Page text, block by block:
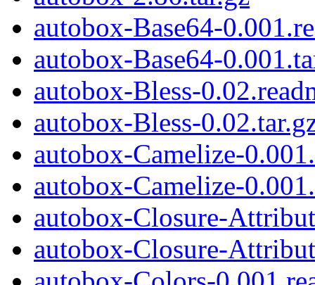
autobox-Base64-
autobox-Base64-
autobox-Bless-
autobox-Bless-
autobox-Camelize-
autobox-Camelize-
autobox-Closure-
autobox-Closure-